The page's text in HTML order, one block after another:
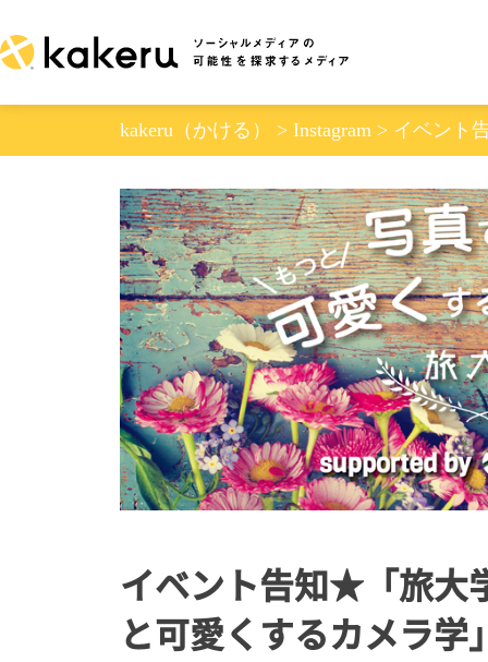
to
content
kakeru（かける） > Instagram > イベント
イベント告知★「旅大
と可愛くするカメラ学